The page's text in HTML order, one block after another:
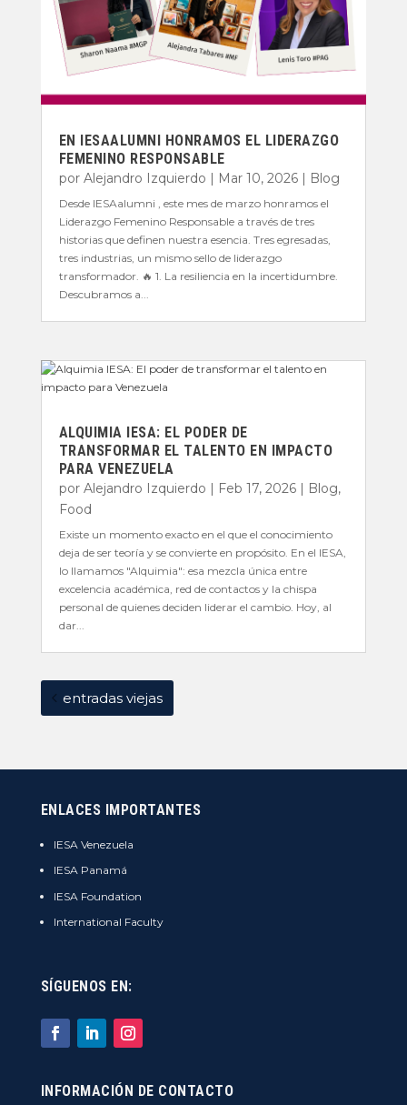
EN IESAALUMNI HONRAMOS EL LIDERAZGO
FEMENINO RESPONSABLE
por Alejandro Izquierdo Mar 10, 2026| Blog
Desde IESAalumni , este mes de marzo honramos el
Liderazgo Femenino Responsable a través de tres
historias que definen nuestra esencia. Tres egresadas,
tres industrias, un mismo sello de liderazgo
transformador. 🔥 1. La resiliencia en la incertidumbre.
Descubramos a...
ALQUIMIA IESA: EL PODER DE
TRANSFORMAR EL TALENTO EN IMPACTO
PARA VENEZUELA
por Alejandro Izquierdo | Feb 17, 2026| Blog,
Food
Existe un momento exacto en el que el conocimiento
deja de ser teoría y se convierte en propósito. En el IESA,
lo llamamos "Alquimia": esa mezcla única entre
excelencia académica, red de contactos y la chispa
personal de quienes deciden liderar el cambio. Hoy, al
dar...
entradas viejas
ENLACES IMPORTANTES
IESA Venezuela
IESA Panamá
IESA Foundation
International Faculty
SÍGUENOS EN:
INFORMACIÓN DE CONTACTO